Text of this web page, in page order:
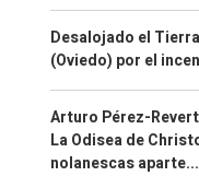
Desalojado el
(Oviedo) por el
Arturo Pérez-
La Odisea de
nolanescas